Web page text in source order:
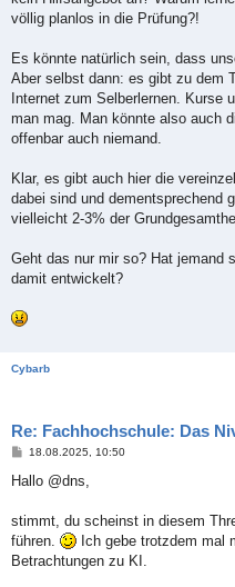
völlig planlos in die Prüfung?!
Es könnte natürlich sein, dass
Aber selbst dann: es gibt zu dem
Internet zum Selberlernen. Kurse
man mag. Man könnte also auch
offenbar auch niemand.
Klar, es gibt auch hier die
dabei sind und dementsprechend
vielleicht 2-3% der
Geht das nur mir so? Hat jemand
damit entwickelt?
Cybarb
Re: Fachhochschule: Das
B
i
a
18.08.2025, 10:50
Hallo @dns,
stimmt, du scheinst in diesem
führen.
Ich gebe trotzdem mal
Betrachtungen zu KI.